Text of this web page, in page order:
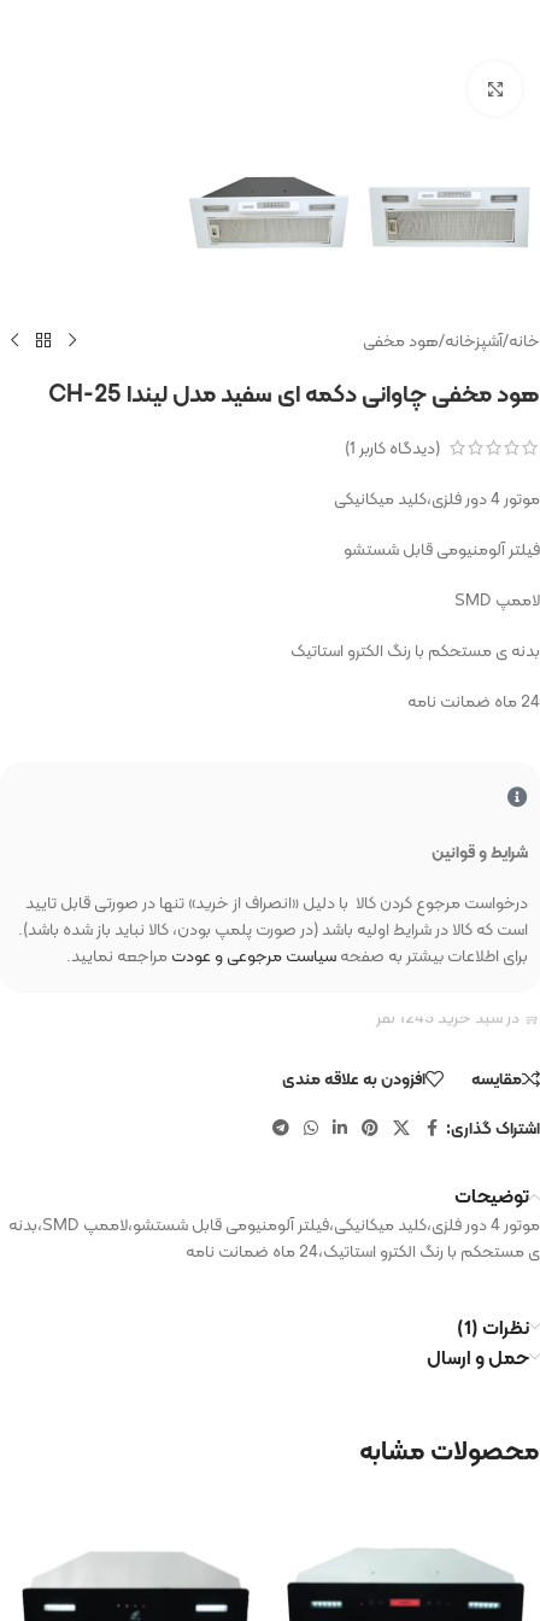
خانه/آشپزخانه/هود مخفی
هود مخفی چاوانی دکمه ای سفید مدل لیندا 25-CH
(دیدگاه کاربر 1
)
موتور 4 دور فلزی،کلید میکانیکی
فیلتر آلومنیومی قابل شستشو
لاممپ SMD
بدنه ی مستحکم با رنگ الکترو استاتیک
24 ماه ضمانت نامه
شرایط و قوانین
درخواست مرجوع کردن کالا با دلیل «انصراف از خرید» تنها در صورتی قابل تایید
است که کالا در شرایط اولیه باشد (در صورت پلمپ بودن، کالا نباید باز شده باشد).
برای اطلاعات بیشتر به صفحهسیاست مرجوعی و عودتمراجعه نمایید.
مقایسه
افزودن به علاقه مندی
اشتراک گذاری:
توضیحات
موتور 4 دور فلزی،کلید میکانیکی،فیلتر آلومنیومی قابل شستشو،لاممپ SMD،بدنه
ی مستحکم با رنگ الکترو استاتیک،24 ماه ضمانت نامه
نظرات (1)
حمل و ارسال
محصولات مشابه